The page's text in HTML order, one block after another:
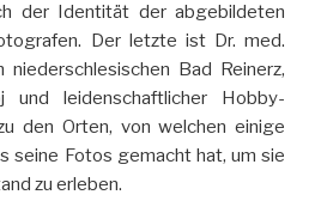
der Identität der abgebildeten
Der letzte ist Dr. med.
niederschlesischen Bad Reinerz,
und leidenschaftlicher Hobby-
den Orten, von welchen einige
seine Fotos gemacht hat, um sie
zu erleben.